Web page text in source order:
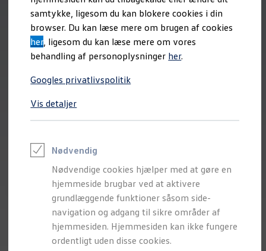
samtykke, ligesom du kan blokere cookies i din
browser. Du kan læse mere om brugen af cookies
her, ligesom du kan læse mere om vores
behandling af personoplysninger her.
Googles privatlivspolitik
Vis detaljer
Nødvendig
Nødvendige cookies hjælper med at gøre en
hjemmeside brugbar ved at aktivere
grundlæggende funktioner såsom side-
navigation og adgang til sikre områder af
hjemmesiden. Hjemmesiden kan ikke fungere
ordentligt uden disse cookies.
ID. 2all & ID. GTI
Varebiler på el
Elektromobilitet i dagligdagen
Eldrevne modeller
ID. Buzz Cargo
Opladning og Rækkevidde
Opladning med Clever
Opladning med Clever - Erhvervsbiler
Udregn din rækkevidde
Lær din ID. at kende
Varmepumpe
Energieffektivitet
Teaser Battery Regulation
Software og konnektivitet
ID. Software 6.0
ID.- softwareversioner og opdateringer
Grænseflader til din ID.
Køb og leasing
Lagerbiler til hurtig levering